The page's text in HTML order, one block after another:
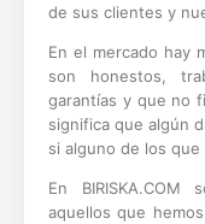
de sus clientes y
En el mercado hay
son honestos,
garantías y que no
significa que algún
si alguno de los que
En
aquellos que